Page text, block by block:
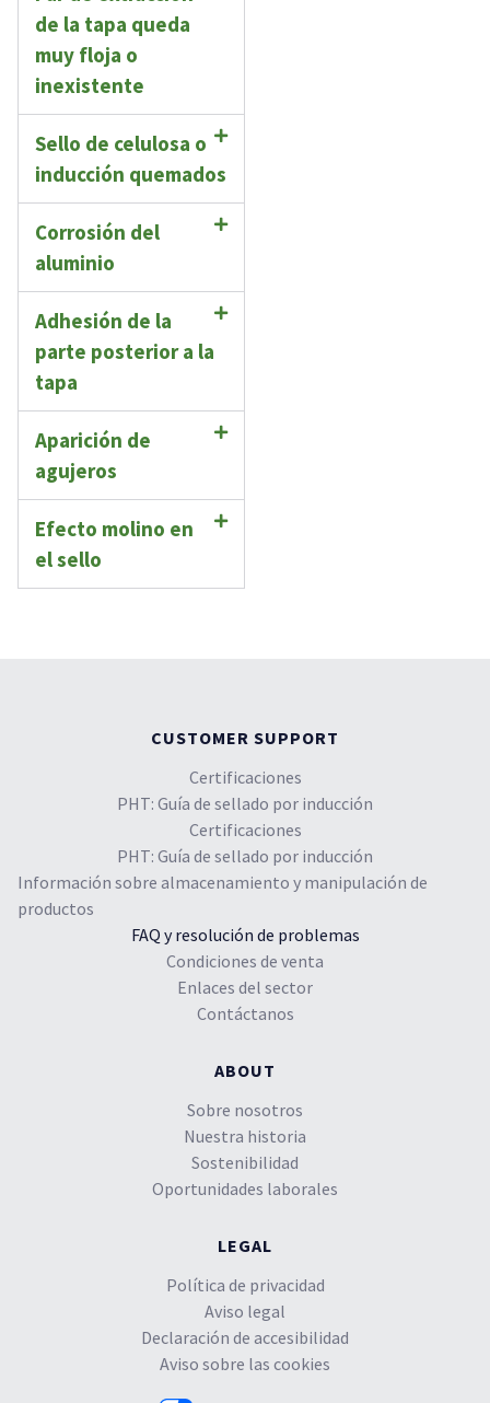
de la tapa queda
muy floja o
inexistente
Sello de celulosa o
inducción quemados
Corrosión del
aluminio
Adhesión de la
parte posterior a la
tapa
Aparición de
agujeros
Efecto molino en
el sello
CUSTOMER SUPPORT
Certificaciones
PHT: Guía de sellado por inducción
Certificaciones
PHT: Guía de sellado por inducción
Información sobre almacenamiento y manipulación de
productos
FAQ y resolución de problemas
Condiciones de venta
Enlaces del sector
Contáctanos
ABOUT
Sobre nosotros
Nuestra historia
Sostenibilidad
Oportunidades laborales
LEGAL
Política de privacidad
Aviso legal
Declaración de accesibilidad
Aviso sobre las cookies